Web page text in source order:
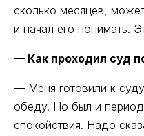
сколько месяцев,
и начал его понимать.
— Как проходил суд
— Меня готовили к
обеду. Но был и период
спокойствия. Надо